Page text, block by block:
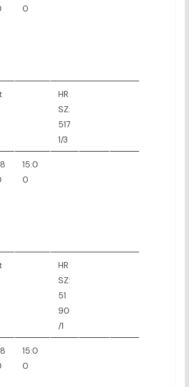
0
HR
SZ:
517
1/3
15:0
0
HR
SZ:
51
90
/1
15:0
0